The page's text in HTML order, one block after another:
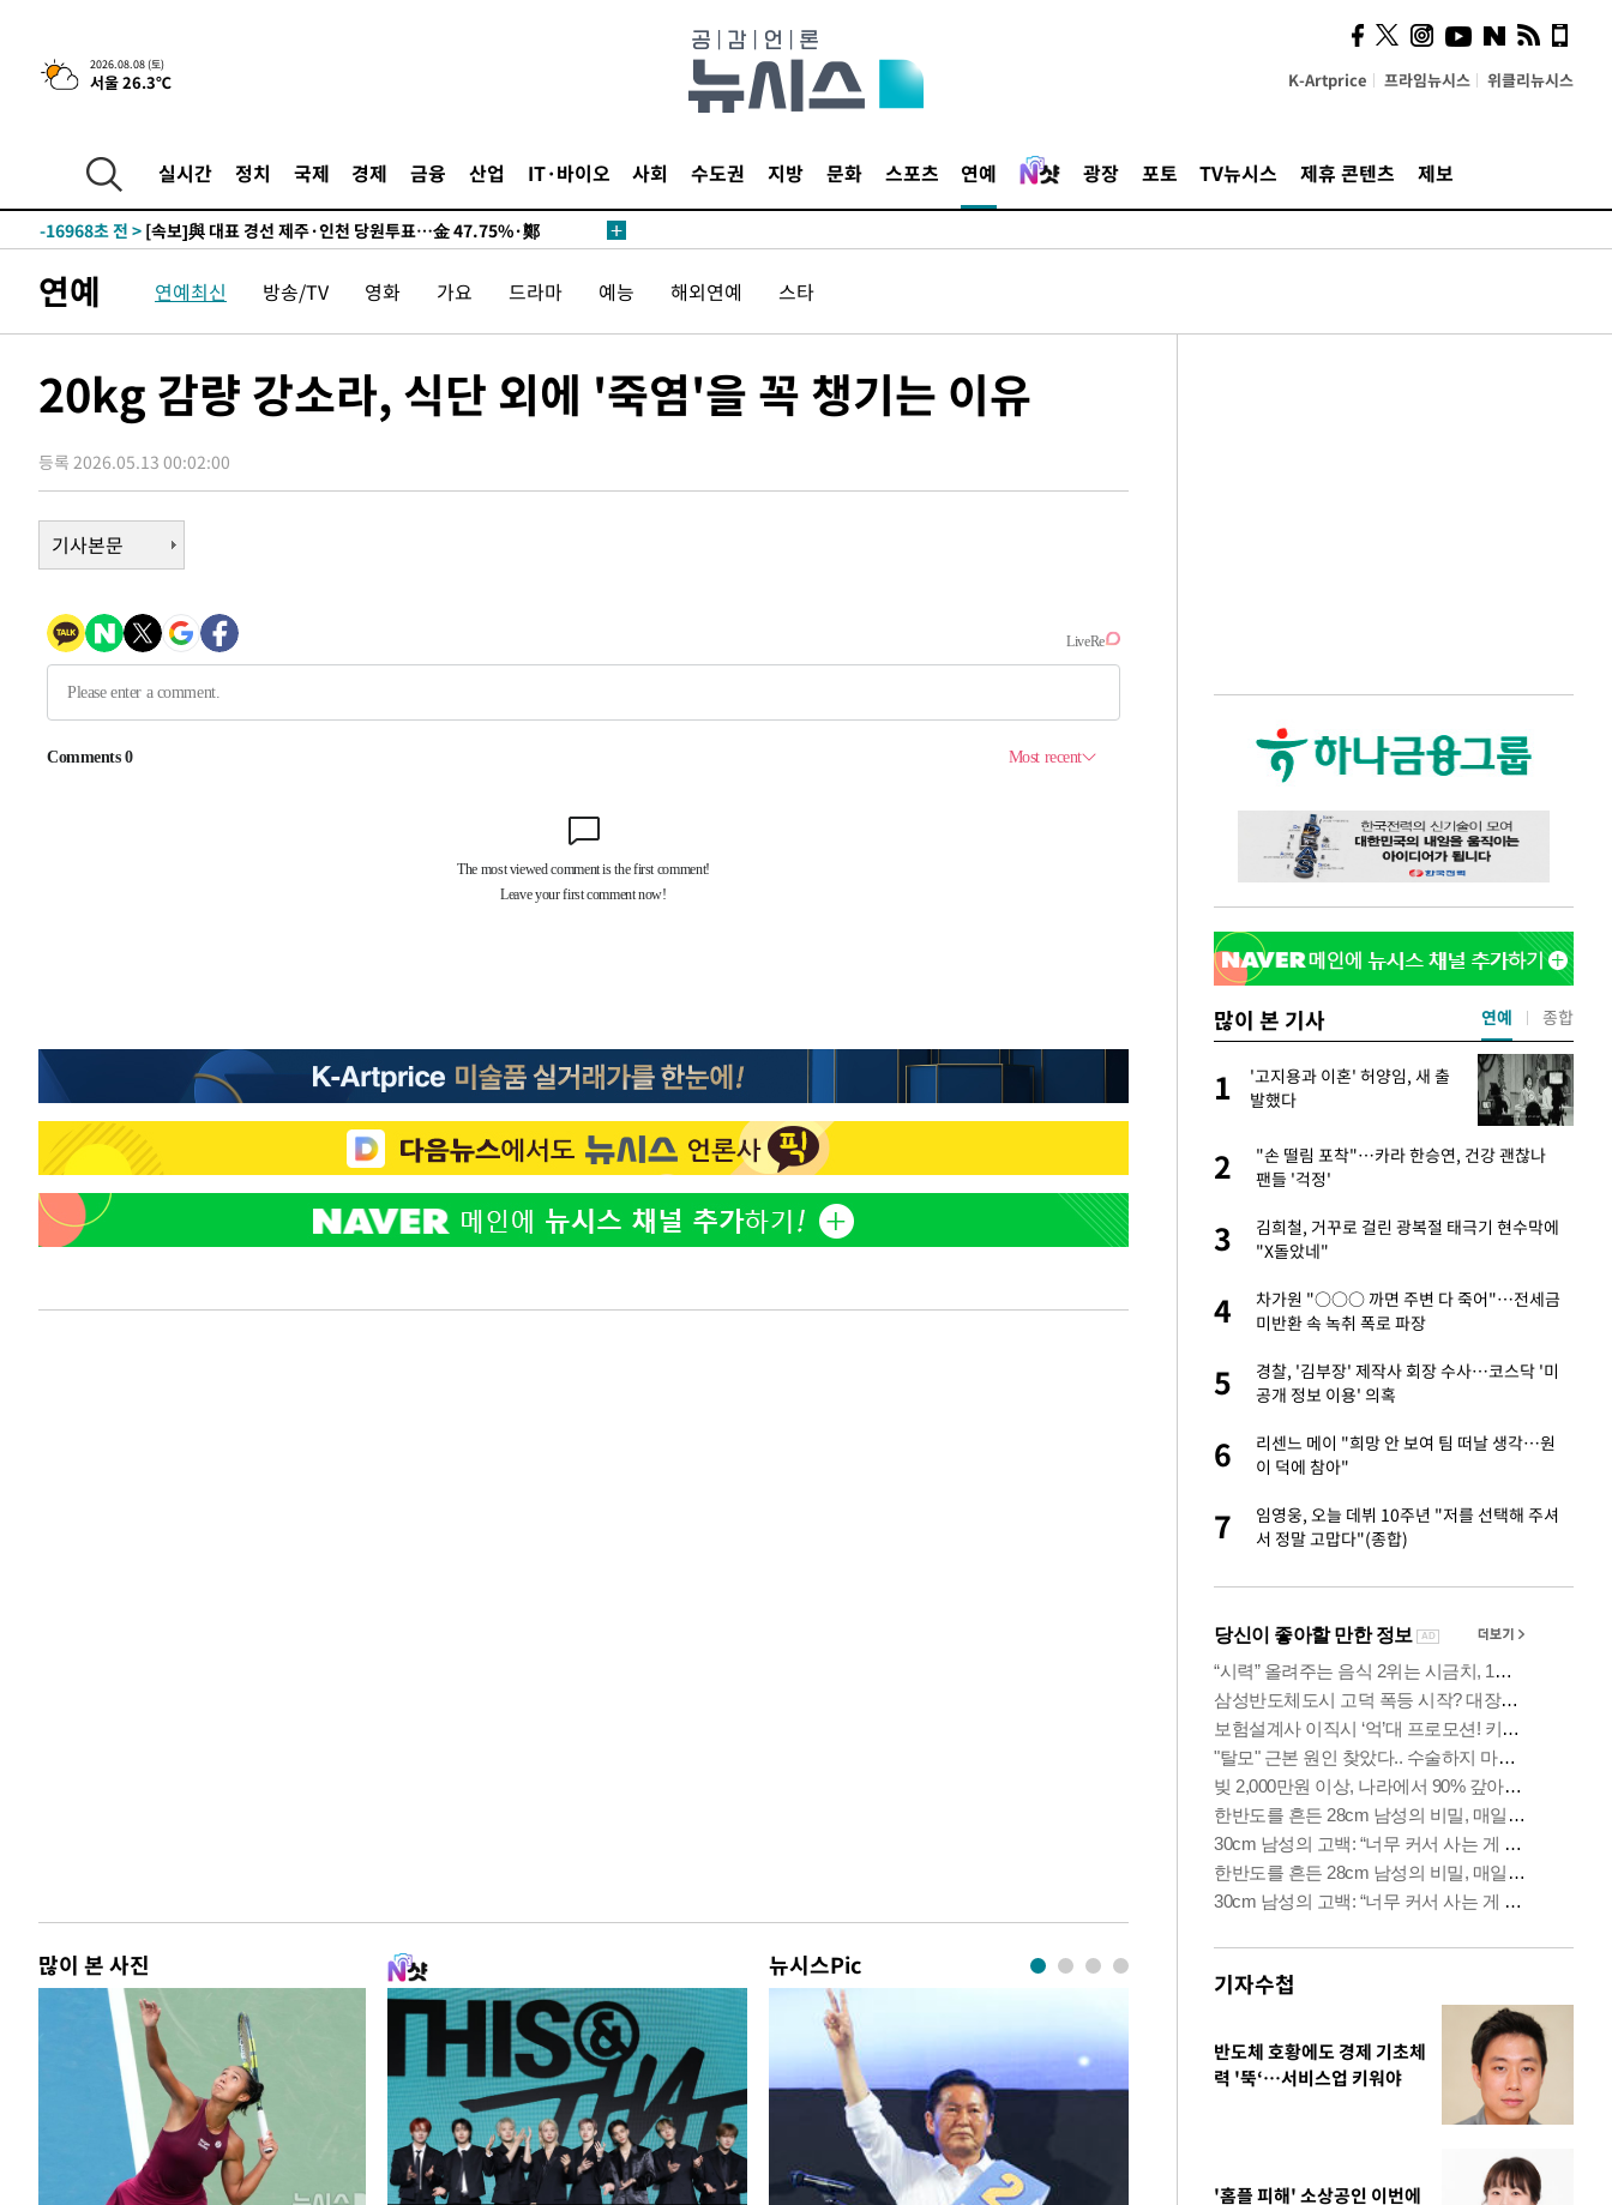
2026.08.08 (토)
서울 26.3℃ K-Artprice 프라임뉴시스 위클리뉴시스
실시간 정치 국제 경제 금융 산업 IT·바이오 사회 수도권 지방 문화 스포츠 연예 광장 포토 TV뉴시스 제휴 콘텐츠 제보
9시간 전 >[속보]뉴욕증시 상승 마감…S&P 0.6% 나스닥 1.3%↑
-26686초 전 >이란 "호르무즈 재개방 합의 근접…美 배상 선행돼야"
한민수·김용 순
-17686초 전 >
[속보]김민석, 與 전대 당원투표 누적 득표율 45.42%로 1위… 정
청래 44.56%
-16968초 전 >
42.08%·宋 10.17%
-16502초 전 > 이강인 "아틀레티코 이적 기뻐…등번호 7번 의미보단 팀 위해 뛸
-10211초 전 > 낮 최고 35도 '무더위'…동해안 시간당 30㎜ '강한 비'[내일날씨]
-9481초 전 >[속보]이강인 "감독님이 원하는 마음 느꼈고, 많은 트로피 원해 아틀
-8232초 전 >온열질환 사망자 3명 늘어…누적 환자 3000명 돌파
-2177초 전 >강릉에 시간당 81.4㎜ 물폭탄…도로 잠기고 담벼락 붕괴
28분 전 >백운산서 80년근 천종산삼 9뿌리 발견…감정가 1.3억원
1시간 전 >선재도서 해루질 나섰다 실종 60대, 닷새 만에 숨진 채 발견
1시간 전 >남자 농구, 나고야 아시안게임서 '홈팀' 일본과 한일전
1시간 전 >여수 오동도 해상서 모터보트 전복…1명 사망·1명 실종
날씨]
3시간 전 > 축구협회 "압수수색·성접대 논란 사과…쇄신의 기회로 삼겠다"
4시간 전 >[속보]'압수수색·성접대 논란' 축구협회 "실망과 걱정 안겨드려 죄송"
7시간 전 >'최고 37도' 폭염 지속…강원동해안 최대 150㎜ 비
-26686초 전 >
[속보]김민석, 與 전대 당원투표 누적 득표율 45.42%로 1위… 정
[속보]與 대표 경선 제주·인천 당원투표…金 47.75%·鄭
이강인 "아틀레티코 이적 기뻐…등번호 7번 의미보단 팀 위해 뛸
-8232초 전 >
온열질환 사망자 3명 늘어…누적 환자 3000명 돌파
-2177초 전 >강릉에 시간당 81.4㎜ 물폭탄…도로 잠기고 담벼락 붕괴
28분 전 >백운산서 80년근 천종산삼 9뿌리 발견…감정가 1.3억원
1시간 전 >선재도서 해루질 나섰다 실종 60대, 닷새 만에 숨진 채 발견
1시간 전 > 남자 농구, 나고야 아시안게임서 '홈팀' 일본과 한일전
1시간 전 >
여수 오동도 해상서 모터보트 전복…1명 사망·1명 실종
3시간 전 >축구협회 "압수수색·성접대 논란 사과…쇄신의 기회로 삼겠다"
연예 연예최신 방송/TV 영화 가요 드라마 예능 해외연예 스타
20kg 감량 강소라, 식단 외에 '죽염'을 꼭 챙기는 이유
등록 2026.05.13 00:02:00
기사본문
많이 본 사진 뉴시스Pic
많이 본 기사
'고지용과 이혼' 허양임, 새 출
발했다
2
팬들 '걱정'
3
김희철, 거꾸로 걸린 광복절 태극기 현수막에
"X돌았네"
4
1
'고지용과 이혼' 허양임, 새 출
발했다
2
"손 떨림 포착"…카라 한승연, 건강 괜찮나
팬들 '걱정'
3
김희철, 거꾸로 걸린 광복절 태극기 현수막에
"X돌았네"
4
차가원 "○○○ 까면 주변 다 죽어"…전세금
미반환 속 녹취 폭로 파장
5
경찰, '김부장' 제작사 회장 수사…코스닥 '미
공개 정보 이용' 의혹
6
리센느 메이 "희망 안 보여 팀 떠날 생각…원
이 덕에 참아"
7
임영웅, 오늘 데뷔 10주년 "저를 선택해 주셔
서 정말 고맙다"(종합)
연예 종합
기자수첩
반도체 호황에도 경제 기초체
력 '뚝‘…서비스업 키워야
'홈플 피해' 소상공인 이번에